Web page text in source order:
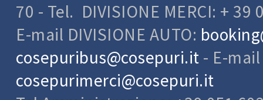
70 - Tel. DIVISIONE MERCI: + 39
E-mail DIVISIONE AUTO:
cosepuribus@cosepuri.it - E-mail
cosepurimerci@cosepuri.it